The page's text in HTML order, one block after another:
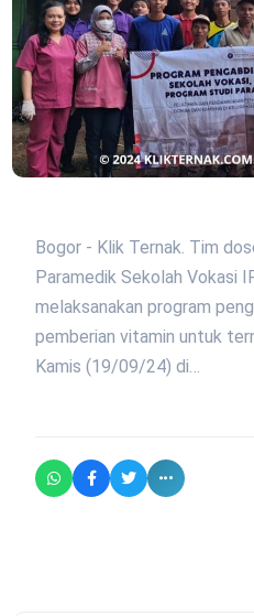
Bogor - Klik Ternak. Tim
Paramedik Sekolah Vokasi
melaksanakan program
pemberian vitamin untuk
Kamis (19/09/24) di…